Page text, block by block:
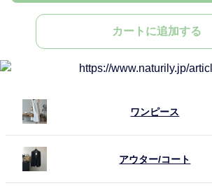
カートに追加する
ワンピース
アウター/コート